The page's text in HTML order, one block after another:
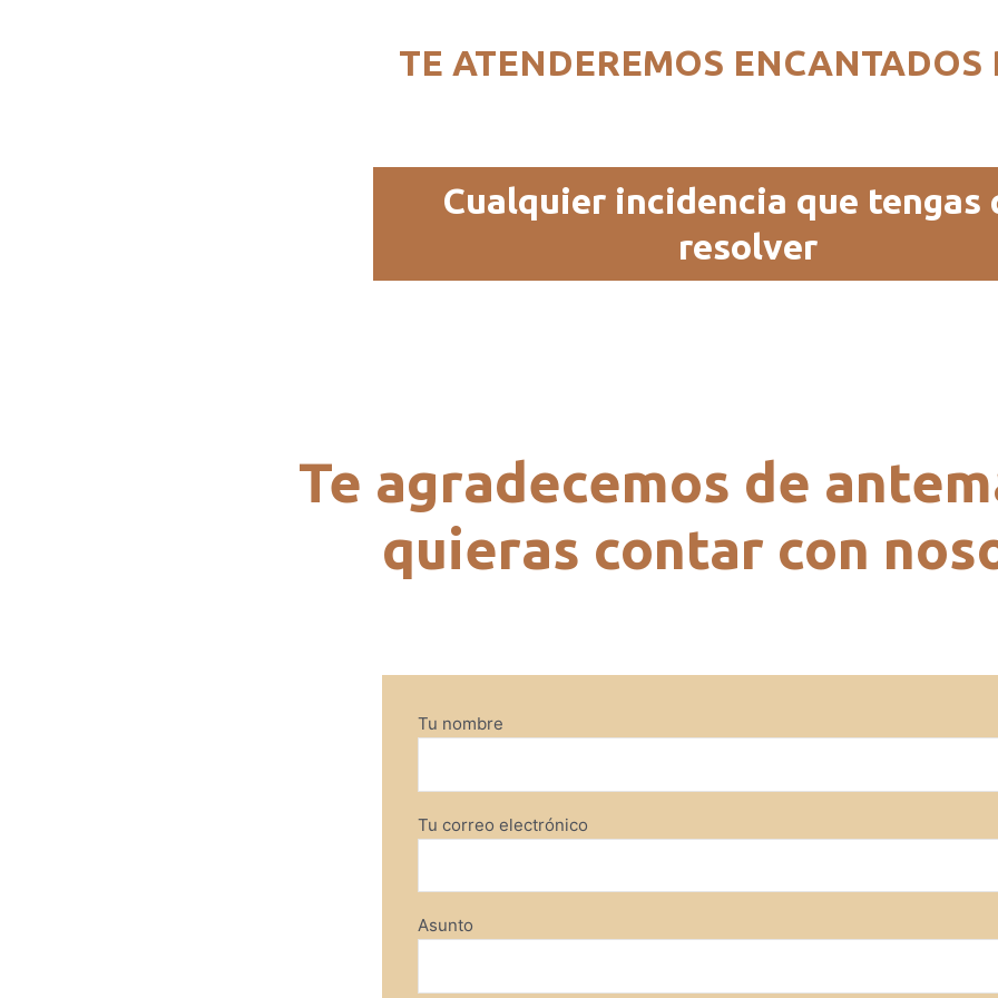
TE ATENDEREMOS ENCANTADOS
Cualquier incidencia que tengas
resolver
Te agradecemos de
quieras contar con
Tu nombre
Tu correo electrónico
Asunto